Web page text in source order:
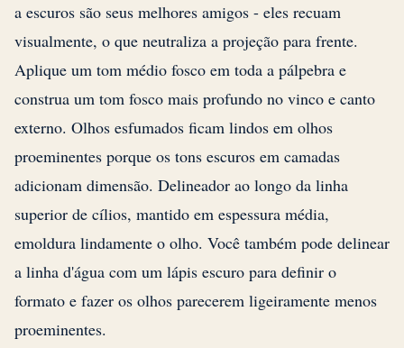
a escuros são seus melhores amigos - eles recuam
visualmente, o que neutraliza a projeção para frente.
Aplique um tom médio fosco em toda a pálpebra e
construa um tom fosco mais profundo no vinco e canto
externo. Olhos esfumados ficam lindos em olhos
proeminentes porque os tons escuros em camadas
adicionam dimensão. Delineador ao longo da linha
superior de cílios, mantido em espessura média,
emoldura lindamente o olho. Você também pode delinear
a linha d'água com um lápis escuro para definir o
formato e fazer os olhos parecerem ligeiramente menos
proeminentes.